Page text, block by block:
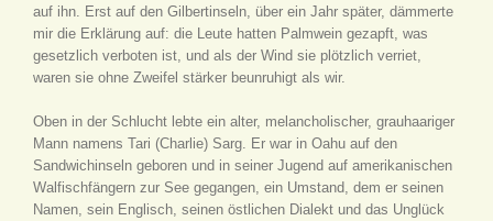
auf ihn. Erst auf den Gilbertinseln, über ein Jahr später, dämmerte
mir die Erklärung auf: die Leute hatten Palmwein gezapft, was
gesetzlich verboten ist, und als der Wind sie plötzlich verriet,
waren sie ohne Zweifel stärker beunruhigt als wir.
Oben in der Schlucht lebte ein alter, melancholischer, grauhaariger
Mann namens Tari (Charlie) Sarg. Er war in Oahu auf den
Sandwichinseln geboren und in seiner Jugend auf amerikanischen
Walfischfängern zur See gegangen, ein Umstand, dem er seinen
Namen, sein Englisch, seinen östlichen Dialekt und das Unglück